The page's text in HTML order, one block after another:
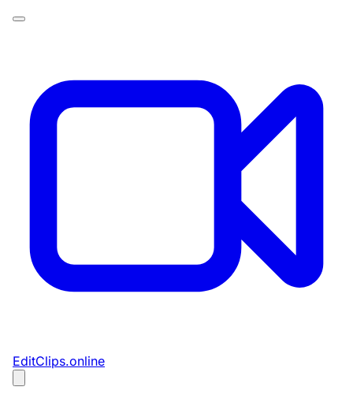
EditClips.online